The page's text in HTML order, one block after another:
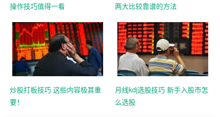
操作技巧值得一看
两大比较靠谱的方法
炒股打板技巧 这些内容极其重
要！
月线kdj选股技巧 新手入股市怎
么选股